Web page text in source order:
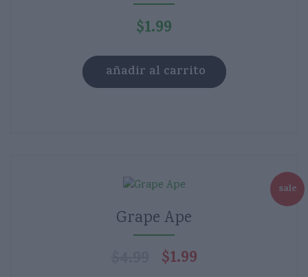
$1.99
añadir al carrito
sale
Grape Ape
El
$1.99